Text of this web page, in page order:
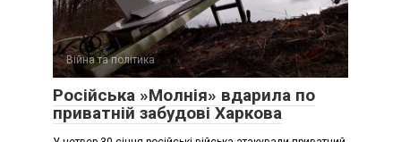
Війна та політика
Російська »Молнія» вдарила по
приватній забудові Харкова